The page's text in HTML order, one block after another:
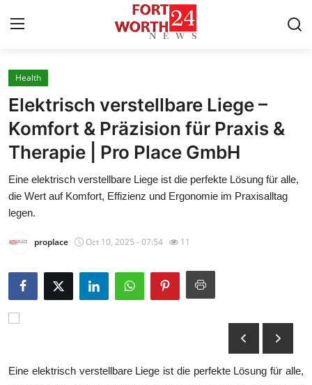
Home
Press Release
Contact
Privacy Policy
Health
Health
Elektrisch verstellbare Liege –
Komfort & Präzision für Praxis &
Therapie | Pro Place GmbH
Eine elektrisch verstellbare Liege ist die perfekte Lösung für alle,
die Wert auf Komfort, Effizienz und Ergonomie im Praxisalltag
legen.
proplace Oct 10, 2025 - 07:54 11
Eine elektrisch verstellbare Liege ist die perfekte Lösung für alle,